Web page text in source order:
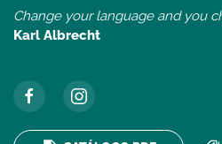
Change your language and you
Karl Albrecht